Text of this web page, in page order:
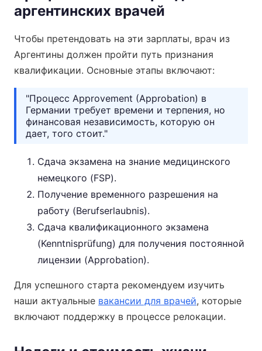
аргентинских врачей
Чтобы претендовать на эти зарплаты, врач из
Аргентины должен пройти путь признания
квалификации. Основные этапы включают:
"Процесс Approvement (Approbation) в
Германии требует времени и терпения, но
финансовая независимость, которую он
дает, того стоит."
Сдача экзамена на знание медицинского
немецкого (FSP).
Получение временного разрешения на
работу (Berufserlaubnis).
Сдача квалификационного экзамена
(Kenntnisprüfung) для получения постоянной
лицензии (Approbation).
Для успешного старта рекомендуем изучить
наши актуальные вакансии для врачей, которые
включают поддержку в процессе релокации.